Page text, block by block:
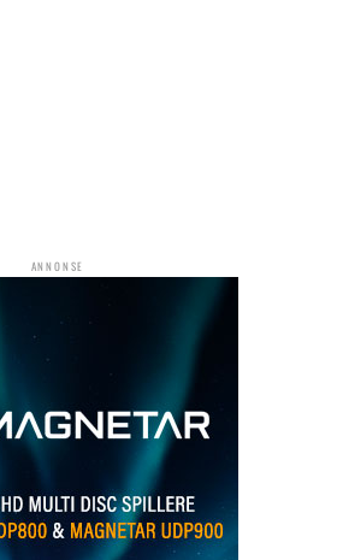
ANNONSE